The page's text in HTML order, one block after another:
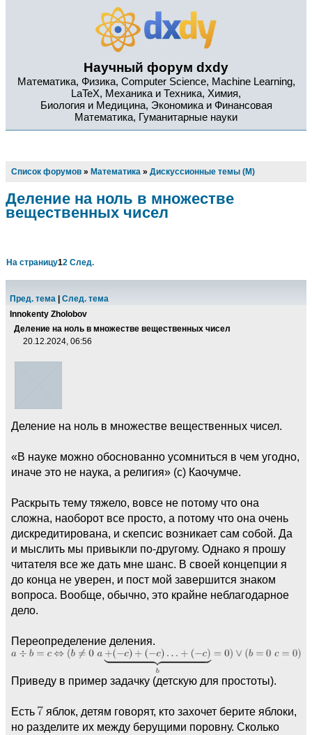
Научный форум dxdy
Математика, Физика, Computer Science, Machine Learning,
LaTeX, Механика и Техника, Химия,
Биология и Медицина, Экономика и Финансовая
Математика, Гуманитарные науки
Список форумов » Математика » Дискуссионные темы (М)
Деление на ноль в множестве
вещественных чисел
На страницу12 След.
Пред. тема
След. тема
Innokenty Zholobov
Деление на ноль в множестве вещественных чисел
20.12.2024, 06:56
Деление на ноль в множестве вещественных чисел.
«В науке можно обоснованно усомниться в чем угодно,
иначе это не наука, а религия» (с) Каочумче.
Раскрыть тему тяжело, вовсе не потому что она
сложна, наоборот все просто, а потому что она очень
дискредитирована, и скепсис возникает сам собой. Да
и мыслить мы привыкли по-другому. Однако я прошу
читателя все же дать мне шанс. В своей концепции я
до конца не уверен, и пост мой завершится знаком
вопроса. Вообще, обычно, это крайне неблагодарное
дело.
Переопределение деления.
Приведу в пример задачку (детскую для простоты).
Есть
яблок, детям говорят, кто захочет берите яблоки,
но разделите их между берущими поровну. Сколько